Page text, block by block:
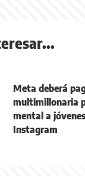
Meta deberá
multimillonaria
mental a
Instagram